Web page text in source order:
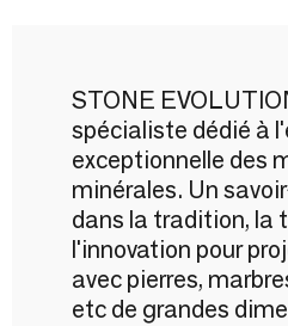
STONE
spécialiste dédié à
exceptionnelle des
minérales. Un
dans la tradition, la
l'innovation pour
avec pierres,
etc de grandes